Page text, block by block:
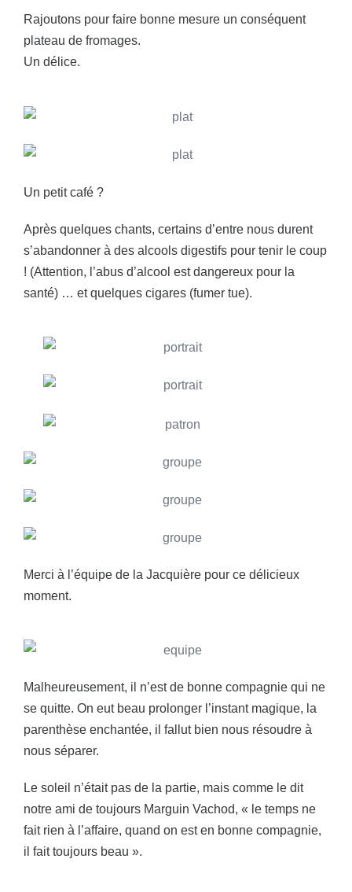
Rajoutons pour faire bonne mesure un conséquent
plateau de fromages.
Un délice.
Un petit café ?
Après quelques chants, certains d’entre nous durent
s’abandonner à des alcools digestifs pour tenir le coup
! (Attention, l’abus d’alcool est dangereux pour la
santé) … et quelques cigares (fumer tue).
Merci à l’équipe de la Jacquière pour ce délicieux
moment.
Malheureusement, il n’est de bonne compagnie qui ne
se quitte. On eut beau prolonger l’instant magique, la
parenthèse enchantée, il fallut bien nous résoudre à
nous séparer.
Le soleil n’était pas de la partie, mais comme le dit
notre ami de toujours Marguin Vachod, « le temps ne
fait rien à l’affaire, quand on est en bonne compagnie,
il fait toujours beau ».